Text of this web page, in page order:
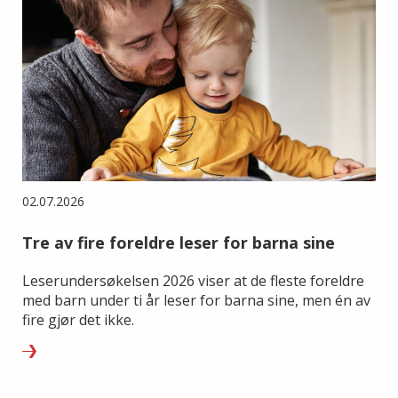
02.07.2026
Tre av fire foreldre leser for barna sine
Leserundersøkelsen 2026 viser at de fleste foreldre
med barn under ti år leser for barna sine, men én av
fire gjør det ikke.